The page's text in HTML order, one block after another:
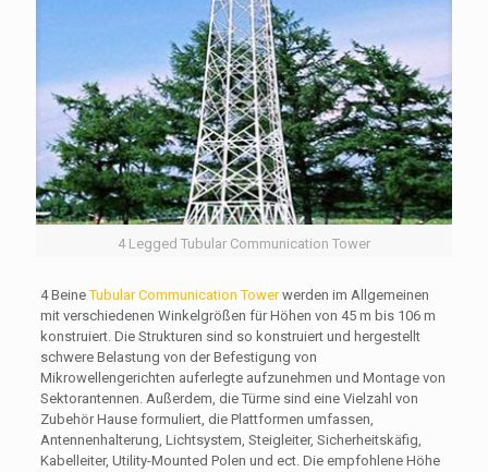
4 Legged Tubular Communication Tower
4 BeineTubular Communication Towerwerden im Allgemeinen
mit verschiedenen Winkelgrößen für Höhen von 45 m bis 106 m
konstruiert. Die Strukturen sind so konstruiert und hergestellt
schwere Belastung von der Befestigung von
Mikrowellengerichten auferlegte aufzunehmen und Montage von
Sektorantennen. Außerdem, die Türme sind eine Vielzahl von
Zubehör Hause formuliert, die Plattformen umfassen,
Antennenhalterung, Lichtsystem, Steigleiter, Sicherheitskäfig,
Kabelleiter, Utility-Mounted Polen und ect. Die empfohlene Höhe